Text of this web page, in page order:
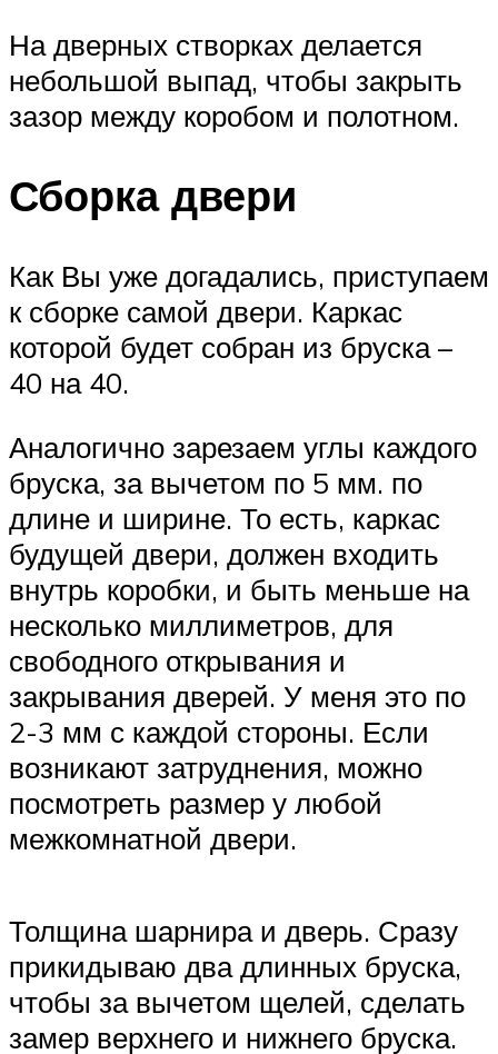
На дверных створках делается
небольшой выпад, чтобы закрыть
зазор между коробом и полотном.
Сборка двери
Как Вы уже догадались, приступаем
к сборке самой двери. Каркас
которой будет собран из бруска –
40 на 40.
Аналогично зарезаем углы каждого
бруска, за вычетом по 5 мм. по
длине и ширине. То есть, каркас
будущей двери, должен входить
внутрь коробки, и быть меньше на
несколько миллиметров, для
свободного открывания и
закрывания дверей. У меня это по
2-3 мм с каждой стороны. Если
возникают затруднения, можно
посмотреть размер у любой
межкомнатной двери.
Толщина шарнира и дверь. Сразу
прикидываю два длинных бруска,
чтобы за вычетом щелей, сделать
замер верхнего и нижнего бруска.